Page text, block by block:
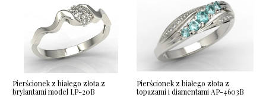
Pierścionek z białego złota z
brylantami model LP-20B
Pierścionek z białego złota z
topazami i diamentami AP-4603B